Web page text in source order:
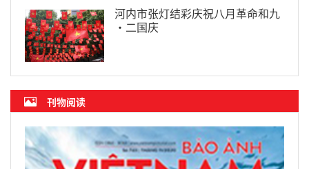
河内市张灯结彩庆祝八月革命和九
·二国庆
刊物阅读